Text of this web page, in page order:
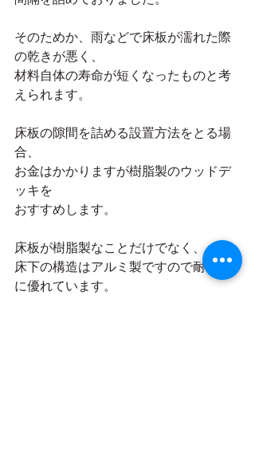
そのためか、雨などで床板が濡れた際
の乾きが悪く、
材料自体の寿命が短くなったものと考
えられます。
床板の隙間を詰める設置方法をとる場
合、
お金はかかりますが樹脂製のウッドデ
ッキを
おすすめします。
床板が樹脂製なことだけでなく、
床下の構造はアルミ製ですので耐候性
に優れています。